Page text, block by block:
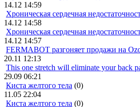
14.12 14:59
Хроническая сердечная
14.12 14:58
Хроническая сердечная
14.12 14:57
FERMABOT разгоняет продажи на
20.11 12:13
This one stretch will eliminate your back
29.09 06:21
Киста желтого тела (0)
11.05 22:04
Киста желтого тела (0)